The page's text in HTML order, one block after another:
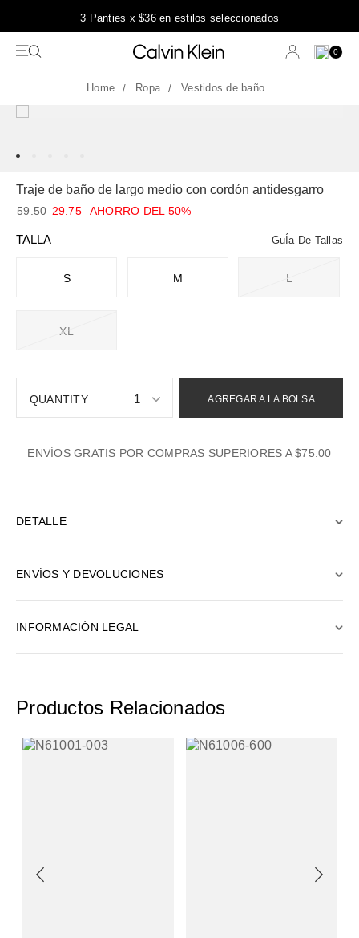
3 Panties x $36 en estilos seleccionados
0
Ropa Vestidos de baño
Traje de baño de largo medio con cordón antidesgarro
59.50 29.75 AHORRO DEL 50%
TALLA
S M L
XL
GuÍa De Tallas
1
2
9
AGREGAR A LA BOLSA
ENVÍOS GRATIS POR COMPRAS SUPERIORES A $75.00
DETALLE
ENVÍOS Y DEVOLUCIONES
INFORMACIÓN LEGAL
Productos Relacionados